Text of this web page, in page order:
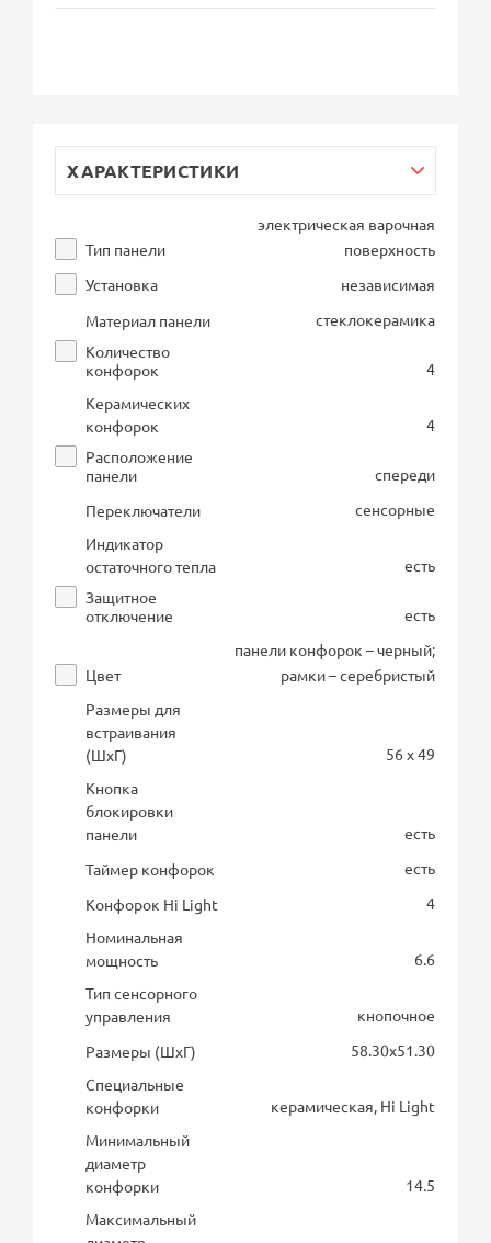
ХАРАКТЕРИСТИКИ
Тип панели
электрическая варочная
поверхность
Установка
независимая
Материал панели
стеклокерамика
Количество
конфорок
4
Керамических
конфорок
4
Расположение
панели
спереди
Переключатели
сенсорные
Индикатор
остаточного тепла
есть
Защитное
отключение
есть
Цвет
панели конфорок – черный;
рамки – серебристый
Размеры для
встраивания
(ШхГ)
56 x 49
Кнопка
блокировки
панели
есть
Таймер конфорок
есть
Конфорок Hi Light
4
Номинальная
мощность
6.6
Тип сенсорного
управления
кнопочное
Размеры (ШхГ)
58.30х51.30
Специальные
конфорки
керамическая, Hi Light
Минимальный
диаметр
конфорки
14.5
Максимальный